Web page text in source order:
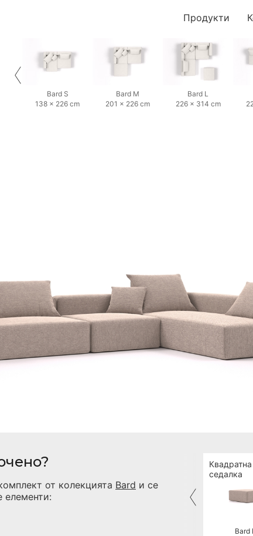
Продукти
Bard S
138 × 226 cm
Bard M
201 × 226 cm
Bard L
226 × 314 cm
от колекцията Bard и се
елементи:
Квадратна
седалка
Bard